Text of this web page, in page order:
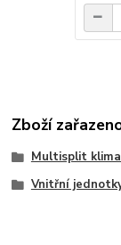
Zboží
Multisplit
Vnitřní